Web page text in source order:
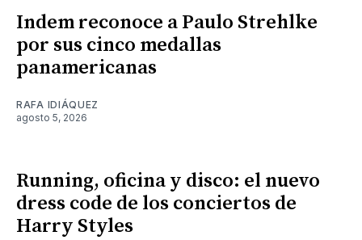
Indem reconoce a Paulo Strehlke
por sus cinco medallas
panamericanas
RAFA IDIÁQUEZ
agosto 5, 2026
Running, oficina y disco: el nuevo
dress code de los conciertos de
Harry Styles